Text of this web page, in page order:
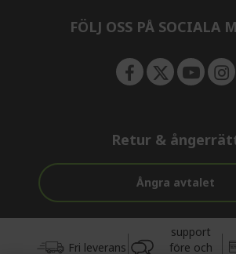
FÖLJ OSS PÅ SOCIALA
Retur &
Ångra avtalet
Fri leverans
support
före och